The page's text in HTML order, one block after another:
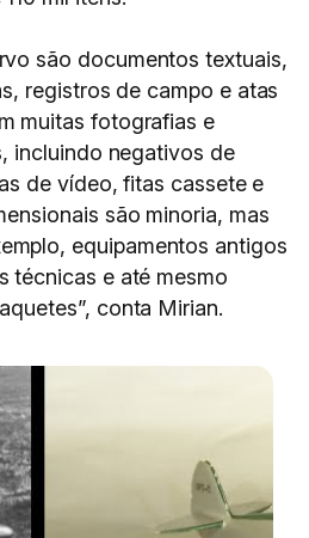
são documentos textuais,
registros de campo e atas
muitas fotografias e
incluindo negativos de
de vídeo, fitas cassete e
são minoria, mas
equipamentos antigos
técnicas e até mesmo
conta Mirian.